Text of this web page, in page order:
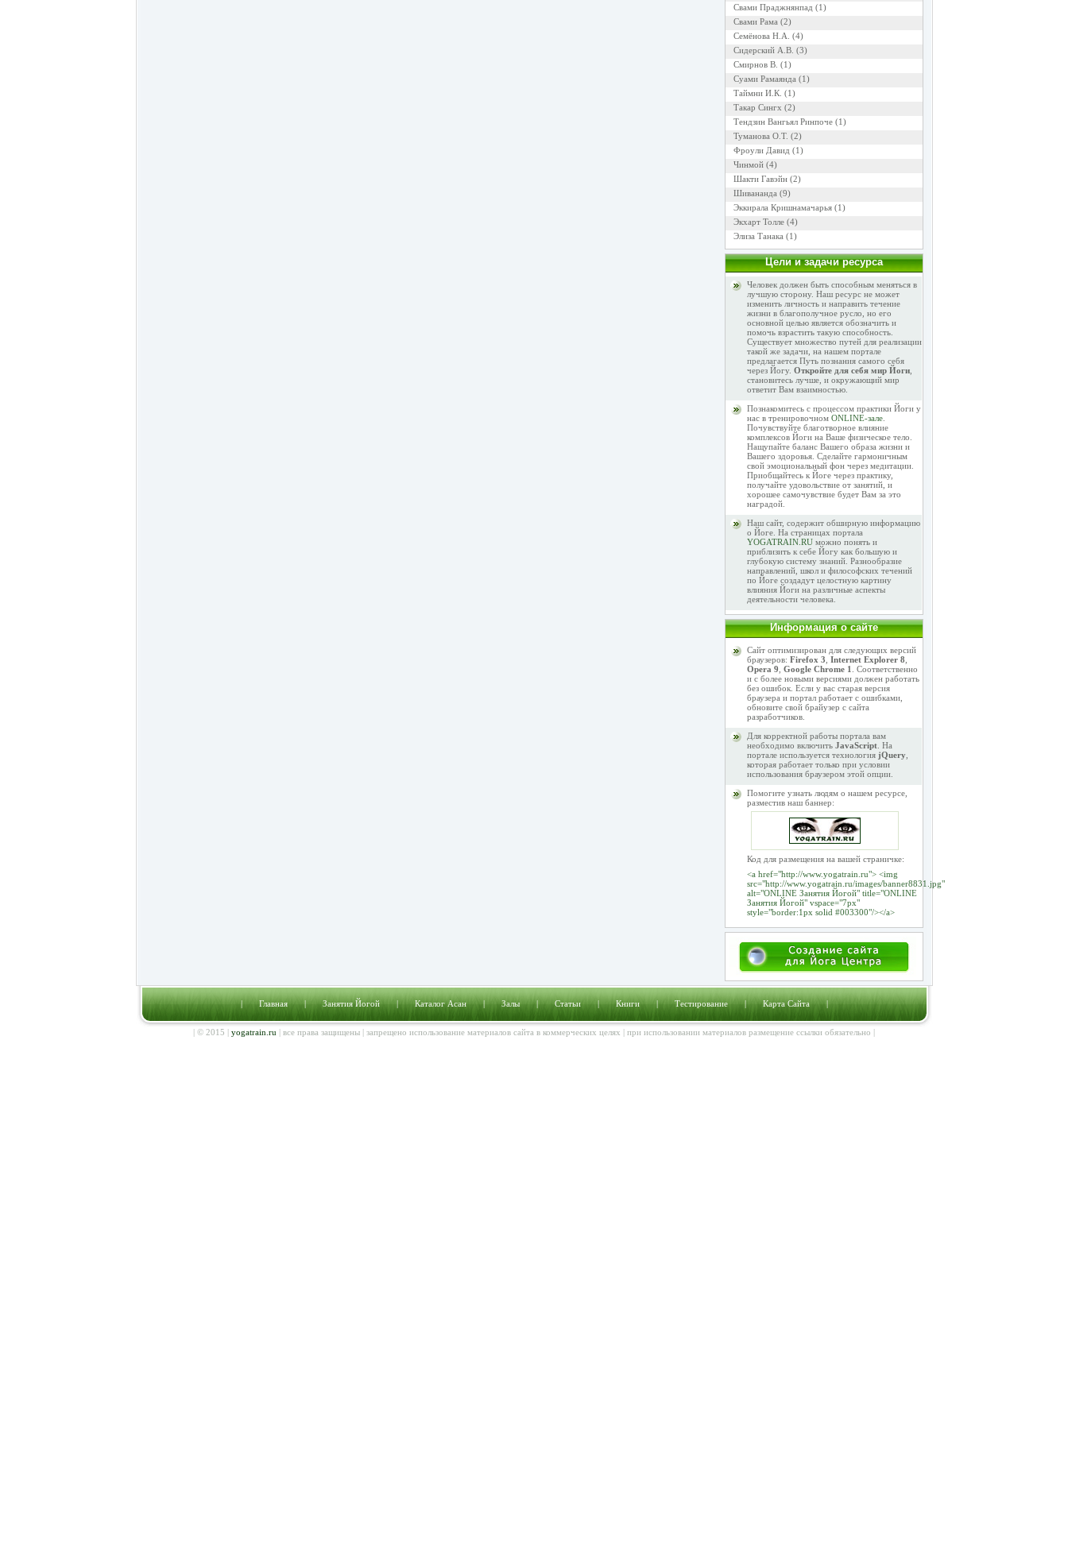
Свами Праджнянпад (1)
Свами Рама (2)
Семёнова Н.А. (4)
Сидерский А.В. (3)
Смирнов В. (1)
Суами Рамаянда (1)
Таймни И.К. (1)
Такар Сингх (2)
Тендзин Вангьял Ринпоче(1)
Туманова О.Т. (2)
Фроули Давид (1)
Чинмой(4)
Шакти Гавэйн(2)
Шивананда (9)
Эккирала Кришнамачарья(1)
Экхарт Толле(4)
Элиза Танака (1)
Цели и задачи ресурса
Человек должен быть способным меняться в
лучшую сторону. Наш ресурс не может
изменить личность и направить течение
жизни в благополучное русло, но его
основной целью является обозначить и
помочь взрастить такую способность.
Существует множество путей для реализации
такой же задачи, на нашем портале
предлагается Путь познания самого себя
через Йогу. Откройте для себя мир Йоги,
становитесь лучше, и окружающий мир
ответит Вам взаимностью.
Познакомитесь с процессом практики Йоги у
нас в тренировочном ONLINE-зале.
Почувствуйте благотворное влияние
комплексов Йоги на Ваше физическое тело.
Нащупайте баланс Вашего образа жизни и
Вашего здоровья. Сделайте гармоничным
свой эмоциональный фон через медитации.
Приобщайтесь к Йоге через практику,
получайте удовольствие от занятий, и
хорошее самочувствие будет Вам за это
наградой.
Наш сайт, содержит обширную информацию
о Йоге. На страницах портала
YOGATRAIN.RUможно понять и
приблизить к себе Йогу как большую и
глубокую систему знаний. Разнообразие
направлений, школ и философских течений
по Йоге создадут целостную картину
влияния Йоги на различные аспекты
деятельности человека.
Информация о сайте
Сайт оптимизирован для следующих версий
браузеров: Firefox 3 Internet Explorer 8
Opera 9 Google Chrome 1
. Соответственно
и с более новыми версиями должен работать
без ошибок. Если у вас старая версия
браузера и портал работает с ошибками,
обновите свой брайузер с сайта
разработчиков.
Для корректной работы портала вам
необходимо включить JavaScript. На
портале используется технология jQuery,
которая работает только при условии
использования браузером этой опции.
Помогите узнать людям о нашем ресурсе,
разместив наш баннер:
Код для размещения на вашей страничке:
<a href="http://www.yogatrain.ru"> <img
src="http://www.yogatrain.ru/images/banner8831.jpg"
alt="ONLINE Занятия Йогой" title="ONLINE
Занятия Йогой" vspace="7px"
style="border:1px solid #003300"/></a>
|Главная|Занятия Йогой|Каталог Асан|Залы|Статьи|Книги|Тестирование|Карта Сайта|
| © 2015 | yogatrain.ru | все права защищены | запрещено использование материалов сайта в коммерческих целях | при использовании материалов размещение ссылки обязательно |